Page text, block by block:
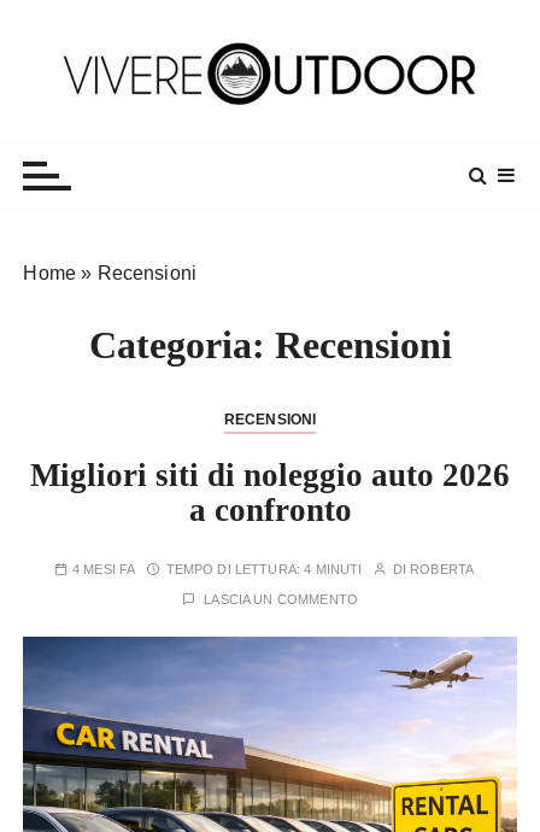
Home » Recensioni
Categoria: Recensioni
RECENSIONI
Migliori siti di noleggio auto 2026
a confronto
4 MESI FA TEMPO DI LETTURA:4 MINUTI DI ROBERTA
LASCIA UN COMMENTO